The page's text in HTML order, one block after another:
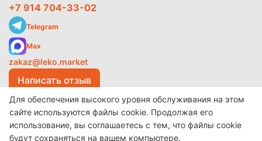
+7 914 704-33-02
Telegram
Max
zakaz@leko.market
Написать отзыв
© 2017-2026 ООО «Леко»
Для обеспечения высокого уровня обслуживания на этом
сайте используются файлы cookie. Продолжая его
использование, вы соглашаетесь с тем, что файлы cookie
будут сохраняться на вашем компьютере.